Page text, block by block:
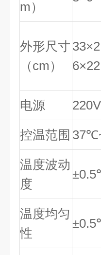
m）
外形尺寸
（cm）
33×2
6×22
电源
控温范围
温度波动
度
温度均匀
性